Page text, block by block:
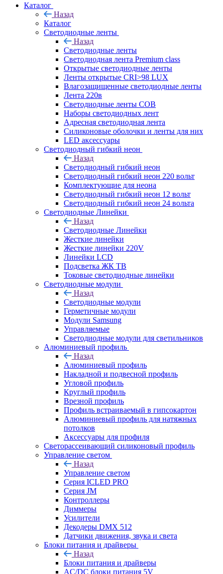
Каталог
Назад
Каталог
Светодиодные ленты
Назад
Светодиодные ленты
Светодиодная лента Premium class
Открытые светодиодные ленты
Ленты открытые CRI>98 LUX
Влагозащищенные светодиодные ленты
Лента 220в
Светодиодные ленты COB
Наборы светодиодных лент
Адресная светодиодная лента
Силиконовые оболочки и ленты для них
LED аксессуары
Светодиодный гибкий неон
Назад
Светодиодный гибкий неон
Светодиодный гибкий неон 220 вольт
Комплектующие для неона
Светодиодный гибкий неон 12 вольт
Светодиодный гибкий неон 24 вольта
Светодиодные Линейки
Назад
Светодиодные Линейки
Жесткие линейки
Жесткие линейки 220V
Линейки LCD
Подсветка ЖК ТВ
Токовые светодиодные линейки
Светодиодные модули
Назад
Светодиодные модули
Герметичные модули
Модули Samsung
Управляемые
Светодиодные модули для светильников
Алюминиевый профиль
Назад
Алюминиевый профиль
Накладной и подвесной профиль
Угловой профиль
Круглый профиль
Врезной профиль
Профиль встраиваемый в гипсокартон
Алюминиевый профиль для натяжных
потолков
Аксессуары для профиля
Светорассеивающий силиконовый профиль
Управление светом
Назад
Управление светом
Серия ICLED PRO
Серия JM
Контроллеры
Диммеры
Усилители
Декодеры DMX 512
Датчики движения, звука и света
Блоки питания и драйверы
Назад
Блоки питания и драйверы
AC/DC блоки питания 5V